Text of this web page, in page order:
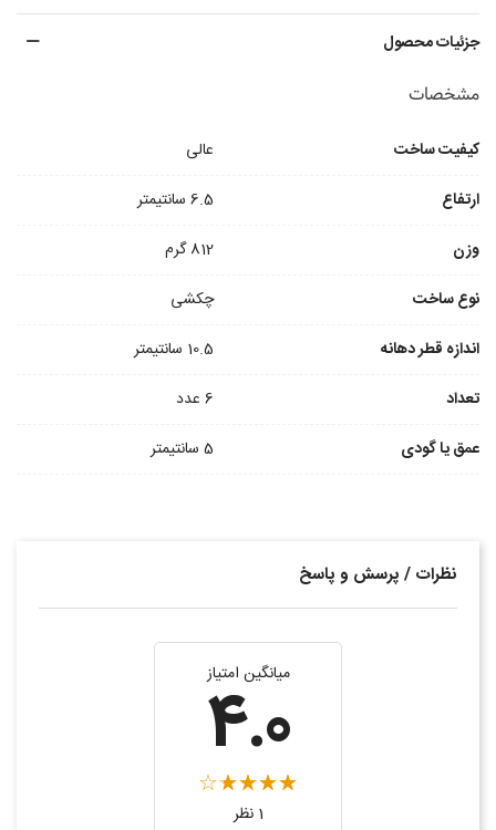
جزئیات محصول
مشخصات
کیفیت ساخت
عالی
ارتفاع
6.5 سانتیمتر
وزن
812 گرم
نوع ساخت
چکشی
اندازه قطر دهانه
10.5 سانتیمتر
تعداد
6 عدد
عمق یا گودی
5 سانتیمتر
نظرات / پرسش و پاسخ
میانگین امتیاز
4.0
1 نظر